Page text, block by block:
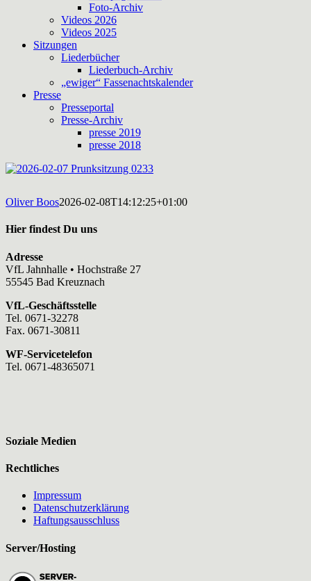
Foto-Archiv
Videos 2026
Videos 2025
Sitzungen
Liederbücher
Liederbuch-Archiv
„ewiger“ Fassenachtskalender
Presse
Presseportal
Presse-Archiv
presse 2019
presse 2018
Oliver Boos2026-02-08T14:12:25+01:00
Hier findest Du uns
Adresse
VfL Jahnhalle • Hochstraße 27
55545 Bad Kreuznach
VfL-Geschäftsstelle
Tel. 0671-32278
Fax. 0671-30811
WF-Servicetelefon
Tel. 0671-48365071
Soziale Medien
Rechtliches
Impressum
Datenschutzerklärung
Haftungsausschluss
Server/Hosting